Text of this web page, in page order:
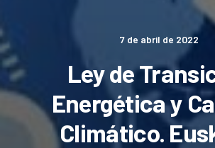
7 de abril de 2022
Ley de
Energética y
Climático.